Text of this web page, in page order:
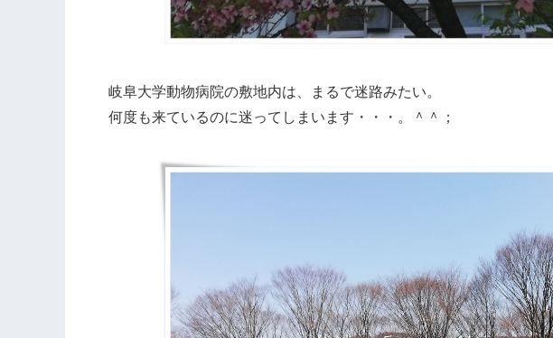
岐阜大学動物病院の敷地内は、まるで迷路みたい。
何度も来ているのに迷ってしまいます・・・。＾＾；